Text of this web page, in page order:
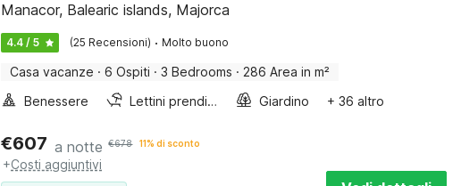
Manacor, Balearic islands, Majorca
4.4 / 5 (25 Recensioni) · Molto buono
Casa vacanze · 6 Ospiti · 3 Bedrooms · 286 Area in m²
Benessere
Lettini prendisole Giardino + 36 altro
€607 a notte €678 11% di sconto
+Costi aggiuntivi